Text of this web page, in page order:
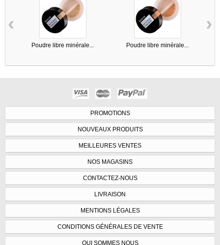
Poudre libre minérale... Poudre libre minérale...
‹ ›
PROMOTIONS
NOUVEAUX PRODUITS
MEILLEURES VENTES
NOS MAGASINS
CONTACTEZ-NOUS
LIVRAISON
MENTIONS LÉGALES
CONDITIONS GÉNÉRALES DE VENTE
QUI SOMMES NOUS